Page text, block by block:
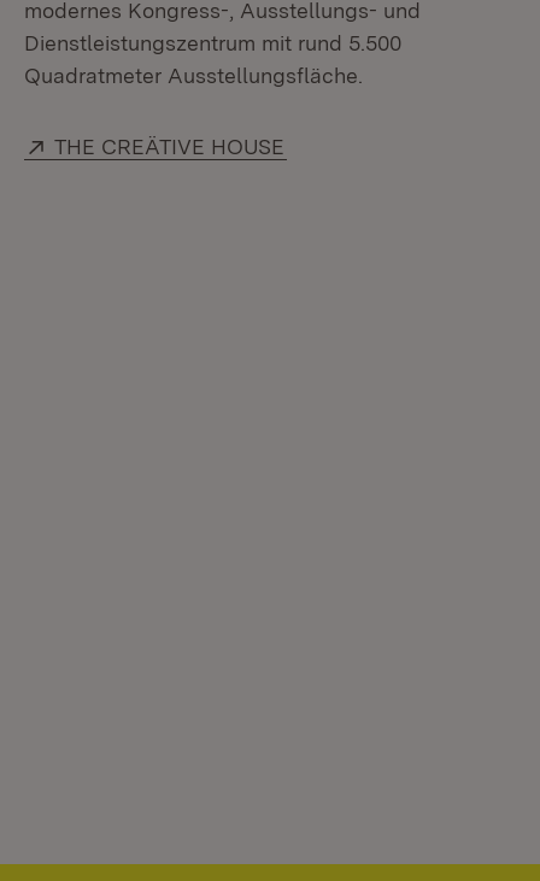
modernes Kongress-, Ausstellungs- und
Dienstleistungszentrum mit rund 5.500
Quadratmeter Ausstellungsfläche.
Extern:
THE CREÄTIVE HOUSE